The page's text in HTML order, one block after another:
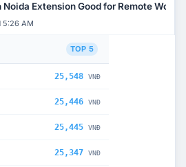
Extension Good for Remote Work?
5:26 AM
TOP 5
25,548 VNĐ
25,446 VNĐ
25,445 VNĐ
25,347 VNĐ